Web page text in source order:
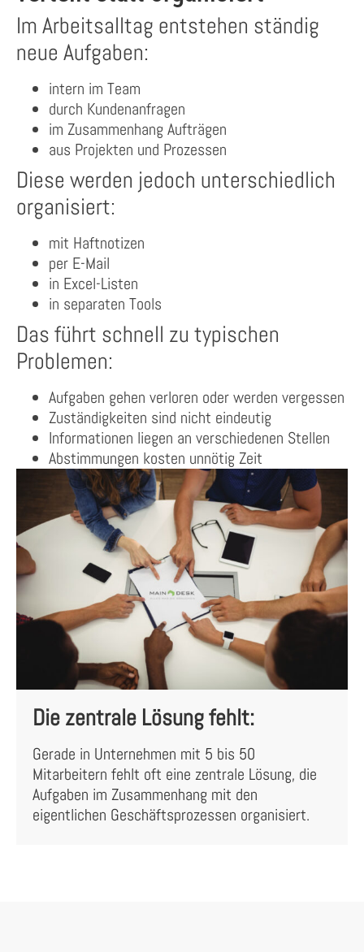
Im Arbeitsalltag entstehen ständig
neue Aufgaben:
intern im Team
durch Kundenanfragen
im Zusammenhang Aufträgen
aus Projekten und Prozessen
Diese werden jedoch unterschiedlich
organisiert:
mit Haftnotizen
per E-Mail
in Excel-Listen
in separaten Tools
Das führt schnell zu typischen
Problemen:
Aufgaben gehen verloren oder werden vergessen
Zuständigkeiten sind nicht eindeutig
Informationen liegen an verschiedenen Stellen
Abstimmungen kosten unnötig Zeit
Die zentrale Lösung fehlt:
Gerade in Unternehmen mit 5 bis 50
Mitarbeitern fehlt oft eine zentrale Lösung, die
Aufgaben im Zusammenhang mit den
eigentlichen Geschäftsprozessen organisiert.